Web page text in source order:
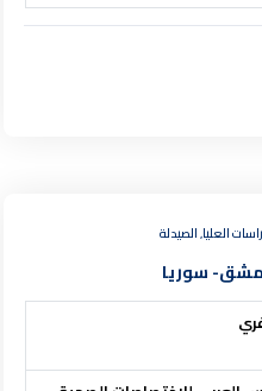
العليا, الصيدلة
سوريا